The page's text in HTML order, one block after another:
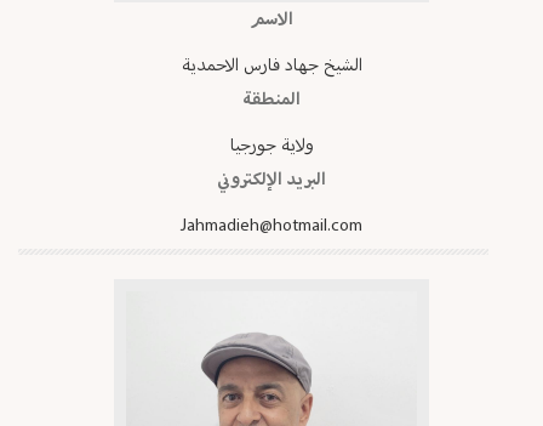
الاسم
الشيخ جهاد فارس الاحمدية
المنطقة
ولاية جورجيا
البريد الإلكتروني
Jahmadieh@hotmail.com